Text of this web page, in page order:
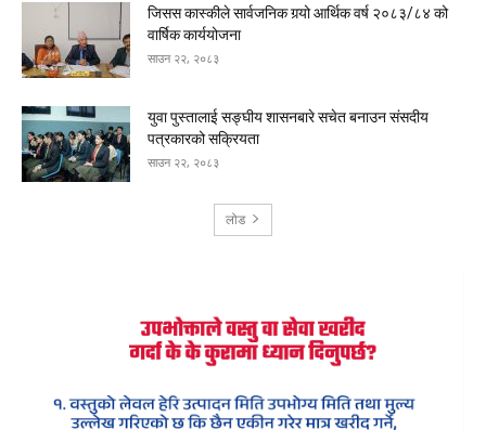
जिसस कास्कीले सार्वजनिक गर्‍यो आर्थिक वर्ष २०८३/८४ को
वार्षिक कार्ययोजना
साउन २२, २०८३
युवा पुस्तालाई सङ्घीय शासनबारे सचेत बनाउन संसदीय
पत्रकारको सक्रियता
साउन २२, २०८३
लोड